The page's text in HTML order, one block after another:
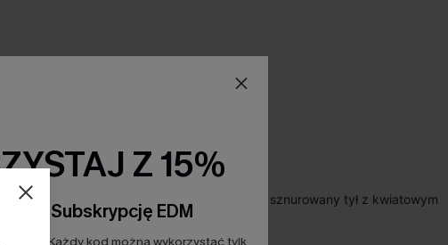
Z 15%
za Subskrypcję EDM